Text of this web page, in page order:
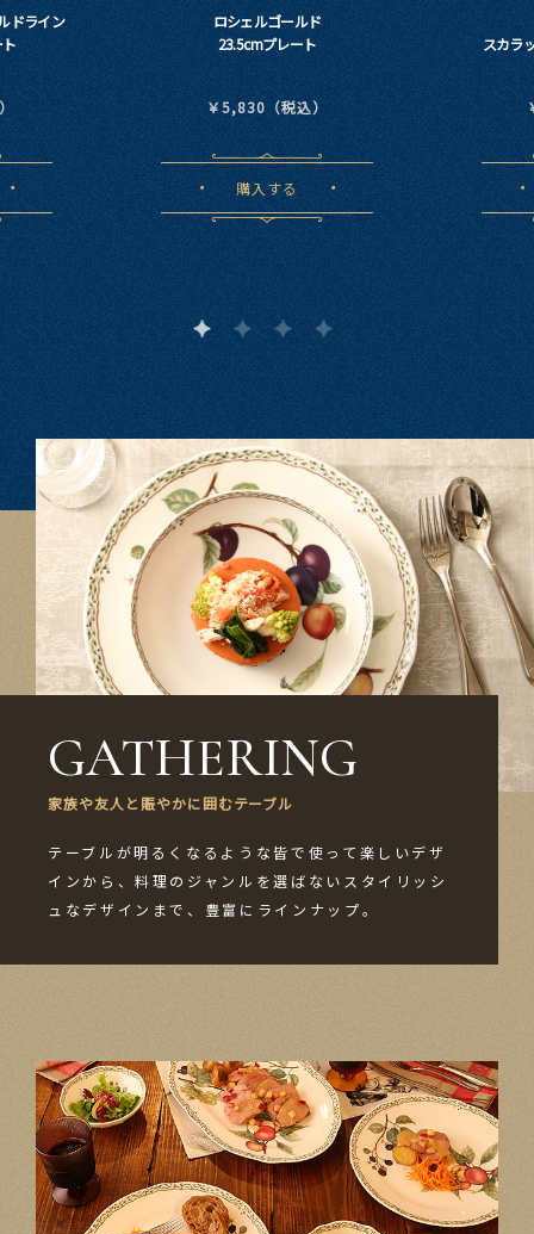
ドライン
ロシェルゴールド
23.5cmプレート
￥5,830（税込）
購入する
スカラ
GATHERING
家族や​友人と​賑やかに​囲むテーブル
テーブルが​明るくなるような​皆で​使って​楽しい​デザ
インから、​料理の​ジ ャンルを​選ばない​スタイリッシ
ュな​デザインまで、​豊富に​ラインナップ。